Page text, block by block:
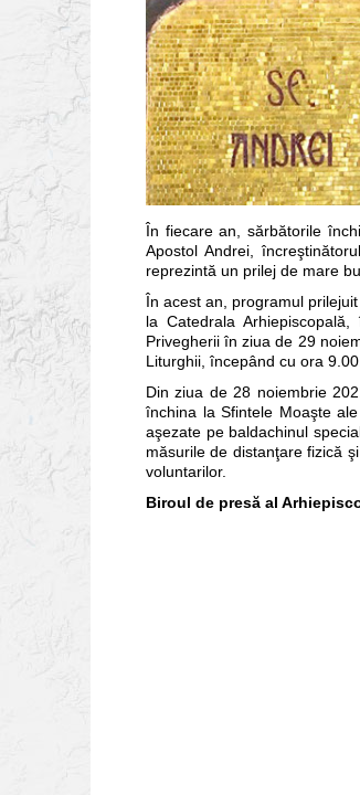
În fiecare an, sărbătorile
Apostol Andrei,
reprezintă un prilej de mare
În acest an, programul
la Catedrala
Privegherii în ziua de 29
Liturghii, începând cu ora
Din ziua de 28 noiembrie
închina la Sfintele Moaşte
aşezate pe baldachinul
măsurile de distanţare fizică
voluntarilor.
Biroul de presă al